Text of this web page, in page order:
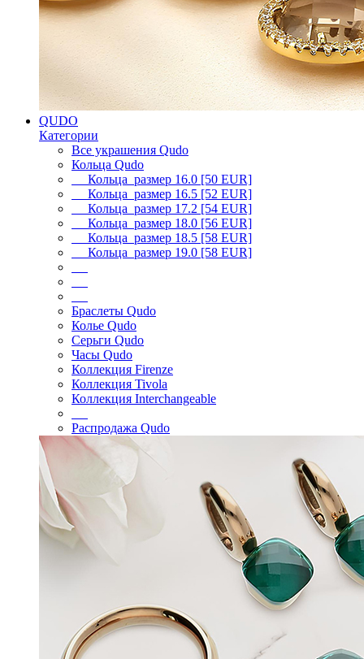
QUDO
Категории
Все украшения Qudo
Кольца Qudo
Кольца размер 16.0 [50 EUR]
Кольца размер 16.5 [52 EUR]
Кольца размер 17.2 [54 EUR]
Кольца размер 18.0 [56 EUR]
Кольца размер 18.5 [58 EUR]
Кольца размер 19.0 [58 EUR]
Браслеты Qudo
Колье Qudo
Серьги Qudo
Часы Qudo
Коллекция Firenze
Коллекция Tivola
Коллекция Interchangeable
Распродажа Qudo